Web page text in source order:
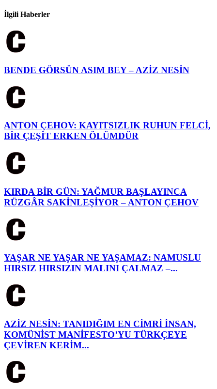
İlgili Haberler
BENDE GÖRSÜN ASIM BEY – AZİZ NESİN
ANTON ÇEHOV: KAYITSIZLIK RUHUN FELCİ,
BİR ÇEŞİT ERKEN ÖLÜMDÜR
KIRDA BİR GÜN: YAĞMUR BAŞLAYINCA
RÜZGÂR SAKİNLEŞİYOR – ANTON ÇEHOV
YAŞAR NE YAŞAR NE YAŞAMAZ: NAMUSLU
HIRSIZ HIRSIZIN MALINI ÇALMAZ –...
AZİZ NESİN: TANIDIĞIM EN CİMRİ İNSAN,
KOMÜNİST MANİFESTO’YU TÜRKÇEYE
ÇEVİREN KERİM...